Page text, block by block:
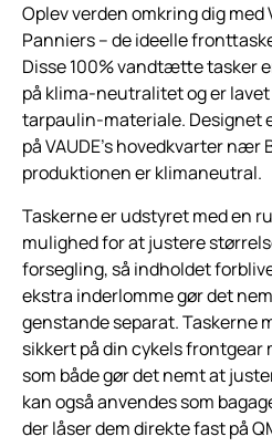
Oplev verden omkring dig med
Panniers – de ideelle
Disse 100% vandtætte tasker
på klima-neutralitet og er
tarpaulin-materiale. Designet
på VAUDE’s hovedkvarter nær
produktionen er klimaneutral.
Taskerne er udstyret med en
mulighed for at justere
forsegling, så indholdet
ekstra inderlomme gør det
genstande separat. Taskerne
sikkert på din cykels frontgear
som både gør det nemt at
kan også anvendes som
der låser dem direkte fast på